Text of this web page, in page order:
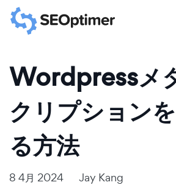
Wordpressメ
クリプション
る方法
8 4月 2024
Jay Kang